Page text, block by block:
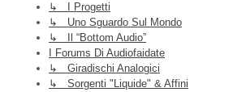
↳ I Progetti
↳ Uno Sguardo Sul Mondo
↳ Il “Bottom Audio”
I Forums Di Audiofaidate
↳ Giradischi Analogici
↳ Sorgenti "liquide" & Affini